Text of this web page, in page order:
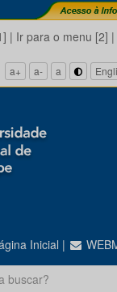
| Ir para o menu [2] |
a+ a- a
Inicial |